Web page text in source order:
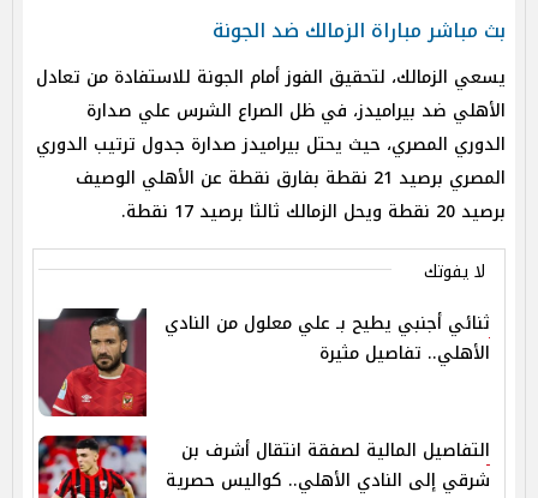
بث مباشر مباراة الزمالك ضد الجونة
يسعي الزمالك، لتحقيق الفوز أمام الجونة للاستفادة من تعادل
الأهلي ضد بيراميدز، في ظل الصراع الشرس علي صدارة
الدوري المصري، حيث يحتل بيراميدز صدارة جدول ترتيب الدوري
المصري برصيد 21 نقطة بفارق نقطة عن الأهلي الوصيف
برصيد 20 نقطة ويحل الزمالك ثالثا برصيد 17 نقطة.
لا يفوتك
ثنائي أجنبي يطيح بـ علي معلول من النادي
الأهلي.. تفاصيل مثيرة
التفاصيل المالية لصفقة انتقال أشرف بن
شرقي إلى النادي الأهلي.. كواليس حصرية